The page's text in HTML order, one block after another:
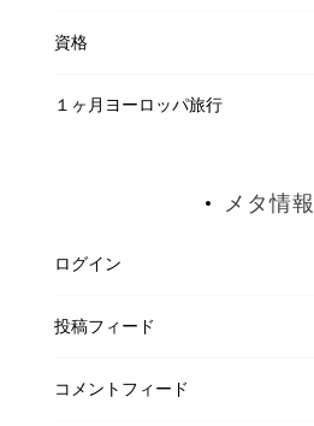
資格
１ヶ月ヨーロッパ旅行
メタ情報
ログイン
投稿フィード
コメントフィード